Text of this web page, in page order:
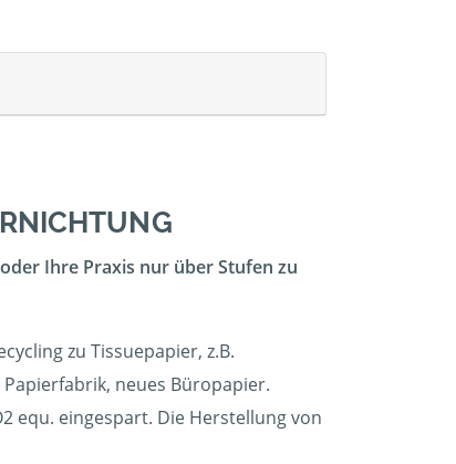
Ihre Praxis nur über Stufen zu
zu Tissuepapier, z.B.
neues Büropapier.
equ. eingespart. Die Herstellung von